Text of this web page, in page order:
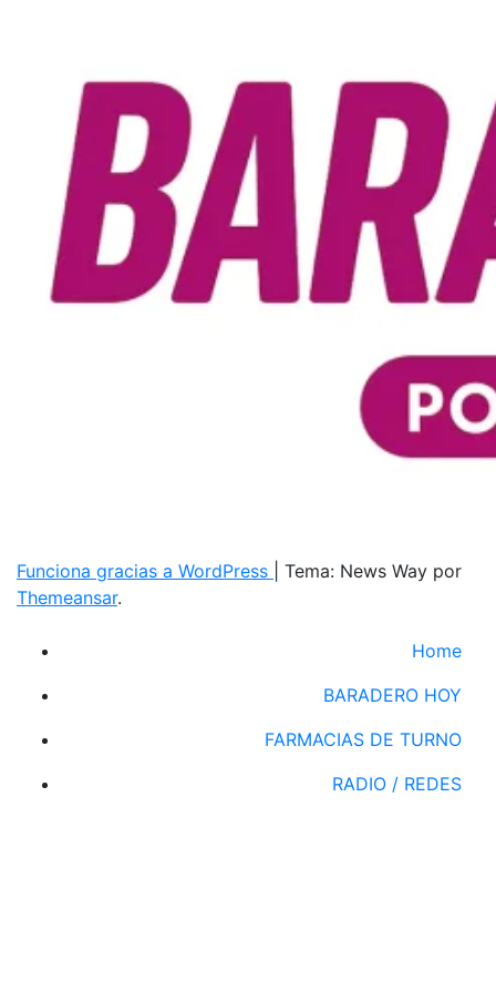
Funciona gracias a WordPress
Tema: News Way por
Themeansar.
Home
BARADERO HOY
FARMACIAS DE TURNO
RADIO / REDES